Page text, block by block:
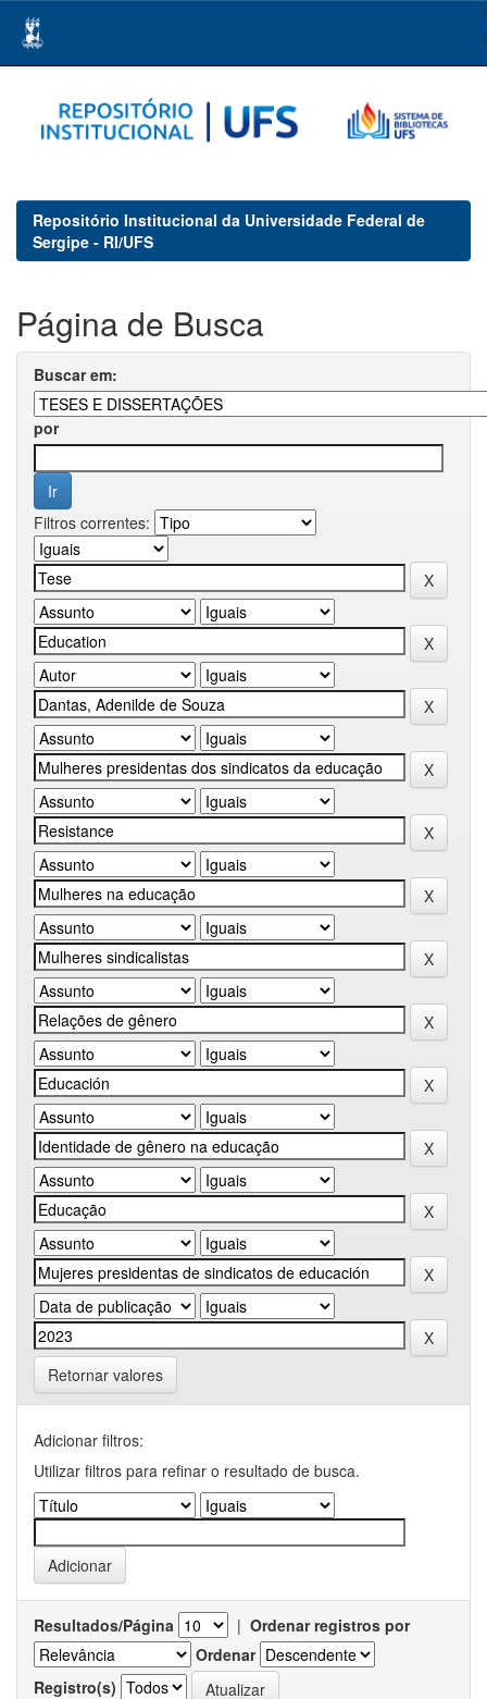
navigation
Repositório Institucional da Universidade Federal de
Sergipe - RI/UFS
Página de Busca
Buscar em:
por
Filtros correntes:
Retornar valores
Adicionar filtros:
Utilizar filtros para refinar o resultado de busca.
Resultados/Página | Ordenar registros por
Ordenar
Registro(s)